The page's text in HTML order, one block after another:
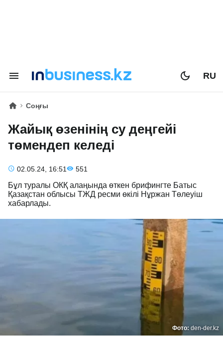
RU
Соңғы
Жайық өзенінің су деңгейі
төмендеп келеді
02.05.24, 16:51 551
Бұл туралы ОКҚ алаңында өткен брифингте Батыс
Қазақстан облысы ТЖД ресми өкілі Нұржан Төлеуіш
хабарлады.
Фото: den-der.kz